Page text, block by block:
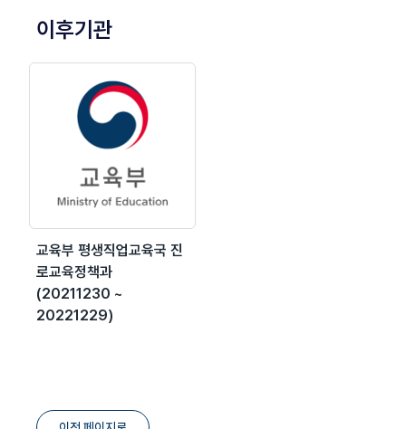
이후기관
교육부 평생직업교육국 진
로교육정책과
(20211230 ~
20221229)